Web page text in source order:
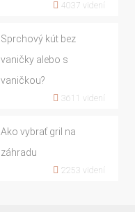
4037 videní
Sprchový kút bez
vaničky alebo s
vaničkou?
3611 videní
Ako vybrať gril na
záhradu
2253 videní